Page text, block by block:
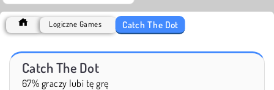
Logiczne Games Catch The Dot
Catch The Dot
67% graczy lubi tę grę